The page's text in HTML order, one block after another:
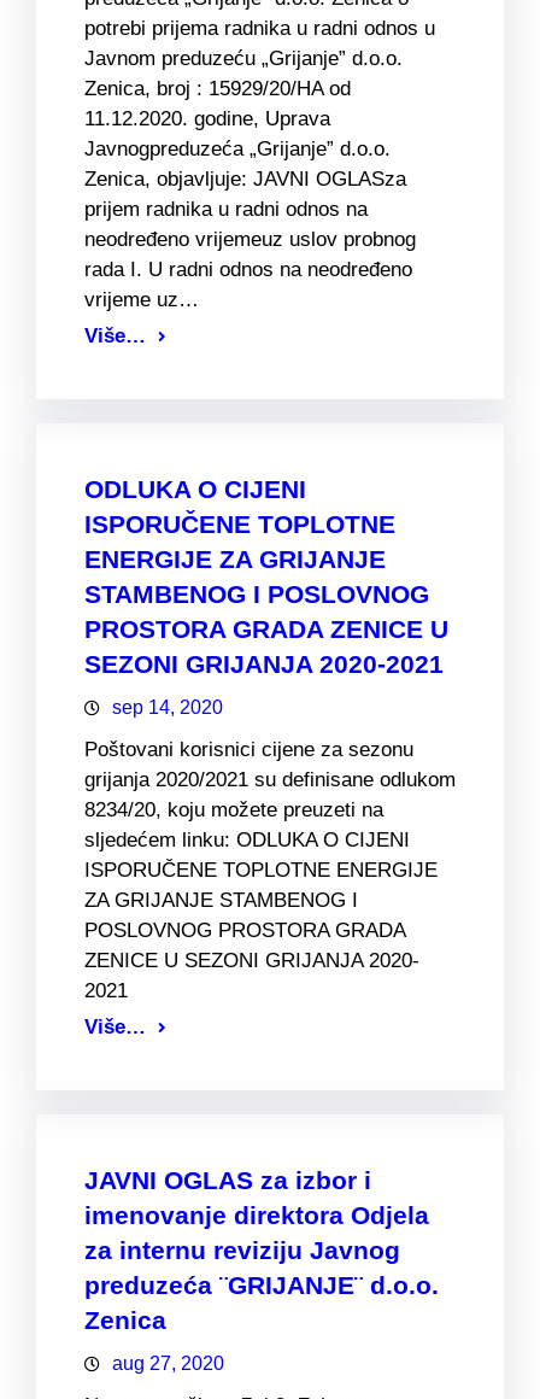
potrebi prijema radnika u radni odnos u
Javnom preduzeću „Grijanje” d.o.o.
Zenica, broj : 15929/20/HA od
11.12.2020. godine, Uprava
Javnogpreduzeća „Grijanje” d.o.o.
Zenica, objavljuje: JAVNI OGLASza
prijem radnika u radni odnos na
neodređeno vrijemeuz uslov probnog
rada I. U radni odnos na neodređeno
vrijeme uz…
Više…
ODLUKA O CIJENI
ISPORUČENE TOPLOTNE
ENERGIJE ZA GRIJANJE
STAMBENOG I POSLOVNOG
PROSTORA GRADA ZENICE U
SEZONI GRIJANJA 2020-2021
sep 14, 2020
Poštovani korisnici cijene za sezonu
grijanja 2020/2021 su definisane odlukom
8234/20, koju možete preuzeti na
sljedećem linku: ODLUKA O CIJENI
ISPORUČENE TOPLOTNE ENERGIJE
ZA GRIJANJE STAMBENOG I
POSLOVNOG PROSTORA GRADA
ZENICE U SEZONI GRIJANJA 2020-
2021
Više…
JAVNI OGLAS za izbor i
imenovanje direktora Odjela
za internu reviziju Javnog
preduzeća ¨GRIJANJE¨ d.o.o.
Zenica
aug 27, 2020